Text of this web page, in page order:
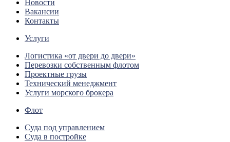
Новости
Вакансии
Контакты
Услуги
Логистика «от двери до двери»
Перевозки собственным флотом
Проектные грузы
Технический менеджмент
Услуги морского брокера
Флот
Суда под управлением
Суда в постройке